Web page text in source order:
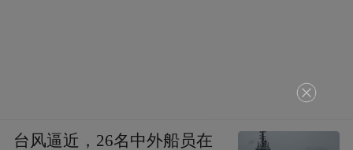
台风逼近，26名中外船员在